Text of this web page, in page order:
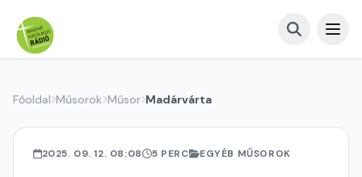
Főoldal Műsorok Műsor Madárvárta
2025. 09. 12. 08:08 5 PERC EGYÉB MŰSOROK